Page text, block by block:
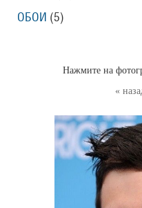
«
Нажмите на
ОБОИ (5)